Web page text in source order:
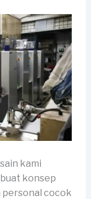
kami
konsep
personal cocok